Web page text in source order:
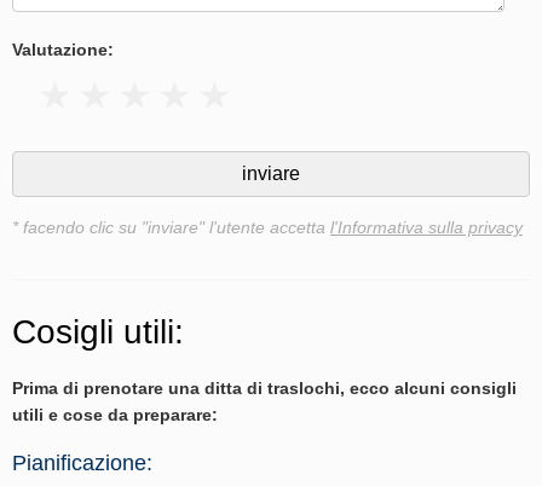
Valutazione:
* facendo clic su "inviare" l'utente accetta l'Informativa sulla privacy
Cosigli utili:
Prima di prenotare una ditta di traslochi, ecco alcuni consigli
utili e cose da preparare:
Pianificazione: